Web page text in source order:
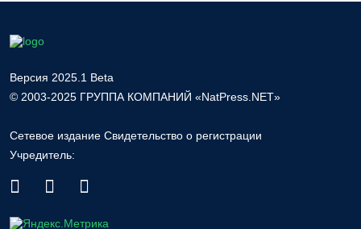
Версия 2025.1 Beta
© 2003-2025 ГРУППА КОМПАНИЙ «NatPress.NET»
Сетевое издание Свидетельство о регистрации
Учредитель: